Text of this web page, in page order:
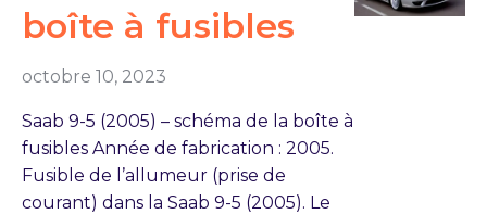
boîte à fusibles
octobre 10, 2023
Saab 9-5 (2005) – schéma de la boîte à
fusibles Année de fabrication : 2005.
Fusible de l’allumeur (prise de
courant) dans la Saab 9-5 (2005). Le